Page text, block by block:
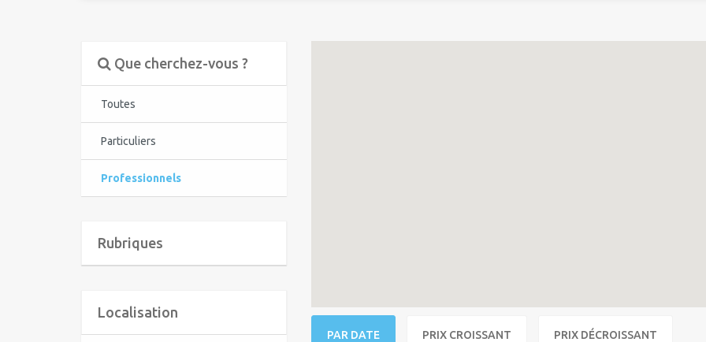
Que cherchez-vous ?
Toutes
Particuliers
Professionnels
Rubriques
Localisation
PAR DATE PRIX CROISSANT PRIX DÉCROISSANT